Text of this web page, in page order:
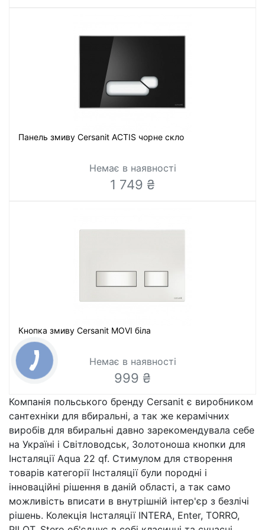
Панель змиву Cersanit ACTIS чорне скло
Немає в наявності
1 749 ₴
Кнопка змиву Cersanit MOVI біла
Немає в наявності
999 ₴
Компанія польського бренду Cersanit є виробником
сантехніки для вбиральні, а так же керамічних
виробів для вбиральні давно зарекомендувала себе
на Україні і Світловодськ, Золотоноша кнопки для
Інсталяції Aqua 22 qf. Стимулом для створення
товарів категорії Інсталяції були породні і
інноваційні рішення в даній області, а так само
можливість вписати в внутрішній інтер'єр з безлічі
рішень. Колекція Інсталяції INTERA, Enter, TORRO,